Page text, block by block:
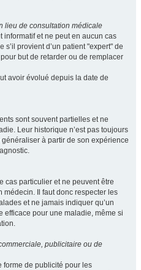
lieu de consultation médicale
informatif et ne peut en aucun cas
provient d’un patient "expert" de
but de retarder ou de remplacer
avoir évolué depuis la date de
sont souvent partielles et ne
Leur historique n’est pas toujours
à partir de son expérience
cas particulier et ne peuvent être
médecin. Il faut donc respecter les
et ne jamais indiquer qu’un
efficace pour une maladie, même si
publicitaire ou de
forme de publicité pour les